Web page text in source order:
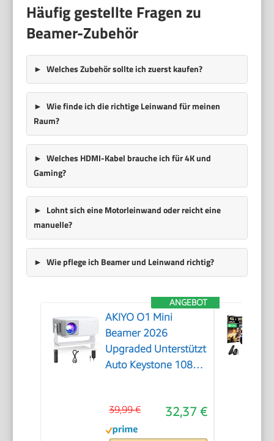
Häufig gestellte Fragen zu
Beamer-Zubehör
Welches Zubehör sollte ich zuerst kaufen?
Wie finde ich die richtige Leinwand für meinen
Raum?
Welches HDMI-Kabel brauche ich für 4K und
Gaming?
Lohnt sich eine Motorleinwand oder reicht eine
manuelle?
Wie pflege ich Beamer und Leinwand richtig?
ANGEBOT
AKIYO O1 Mini
Beamer 2026
Upgraded Unterstützt
Auto Keystone 1080P
32,37 €
39,99 €